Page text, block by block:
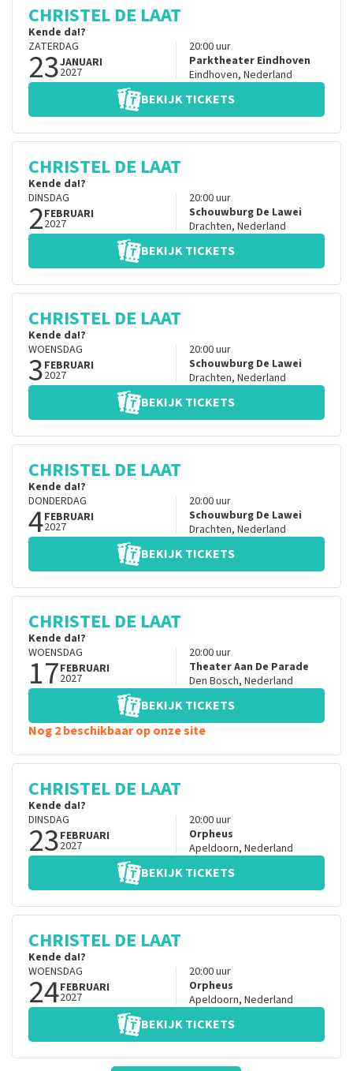
CHRISTEL DE LAAT
Kende da!?
ZATERDAG
23JANUARI
2027
20:00uur
Parktheater Eindhoven
Eindhoven, Nederland
BEKIJK TICKETS
CHRISTEL DE LAAT
Kende da!?
DINSDAG
2FEBRUARI
2027
20:00uur
Schouwburg De Lawei
Drachten, Nederland
BEKIJK TICKETS
CHRISTEL DE LAAT
Kende da!?
WOENSDAG
3FEBRUARI
2027
20:00uur
Schouwburg De Lawei
Drachten, Nederland
BEKIJK TICKETS
CHRISTEL DE LAAT
Kende da!?
DONDERDAG
4FEBRUARI
2027
20:00uur
Schouwburg De Lawei
Drachten, Nederland
BEKIJK TICKETS
CHRISTEL DE LAAT
Kende da!?
WOENSDAG
17FEBRUARI
2027
20:00uur
Theater Aan De Parade
Den Bosch, Nederland
BEKIJK TICKETS
Nog 2 beschikbaar op onze site
CHRISTEL DE LAAT
Kende da!?
DINSDAG
23FEBRUARI
2027
20:00uur
Orpheus
Apeldoorn, Nederland
BEKIJK TICKETS
CHRISTEL DE LAAT
Kende da!?
WOENSDAG
24FEBRUARI
2027
20:00uur
Orpheus
Apeldoorn, Nederland
BEKIJK TICKETS